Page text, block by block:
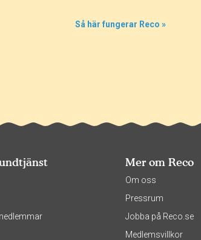
Så här fungerar Reco »
Mer om Reco
Om oss
Pressrum
Jobba på Reco.se
Medlemsvillkor